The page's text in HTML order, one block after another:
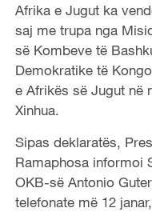
Afrika e Jugut ka
saj me trupa nga
së Kombeve të
Demokratike të
e Afrikës së Jugut në
Xinhua.
Sipas deklaratës,
Ramaphosa informoi
OKB-së Antonio
telefonate më 12